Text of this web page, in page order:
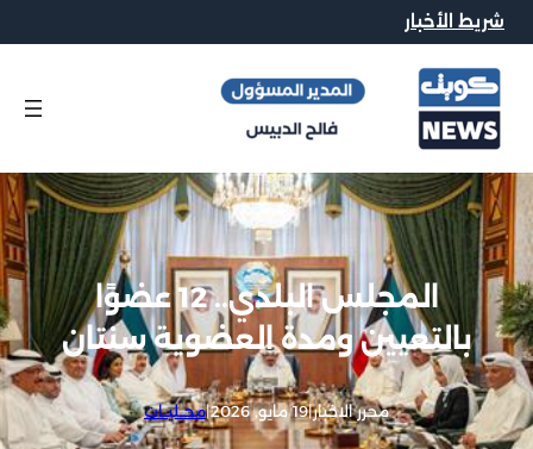
شريط الأخبار
المجلس البلدي.. 12 عضوًا
بالتعيين ومدة العضوية سنتان
محرر الاخبار|19 مايو, 2026 |محــليــات